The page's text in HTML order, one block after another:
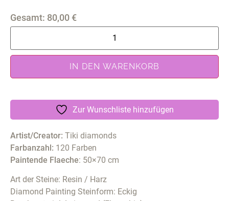
Gesamt: 80,00 €
IN DEN WARENKORB
Zur Wunschliste hinzufügen
Artist/Creator: Tiki diamonds
Farbanzahl: 120 Farben
Paintende Flaeche: 50×70 cm
Art der Steine: Resin / Harz
Diamond Painting Steinform: Eckig